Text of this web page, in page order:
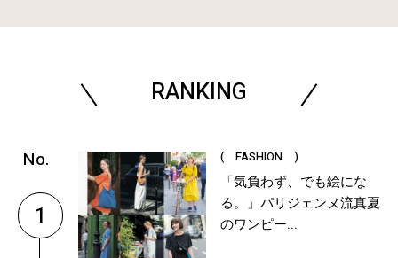
RANKING
1
( FASHION )
「気負わず、でも絵にな
る。」パリジェンヌ流真夏
のワンピー...